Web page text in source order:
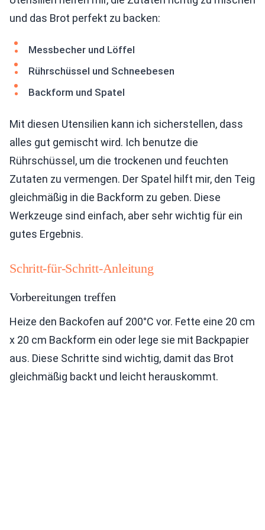
und das Brot perfekt zu backen:
Messbecher und Löffel
Rührschüssel und Schneebesen
Backform und Spatel
Mit diesen Utensilien kann ich sicherstellen, dass
alles gut gemischt wird. Ich benutze die
Rührschüssel, um die trockenen und feuchten
Zutaten zu vermengen. Der Spatel hilft mir, den Teig
gleichmäßig in die Backform zu geben. Diese
Werkzeuge sind einfach, aber sehr wichtig für ein
gutes Ergebnis.
Schritt-für-Schritt-Anleitung
Vorbereitungen treffen
Heize den Backofen auf 200°C vor. Fette eine 20 cm
x 20 cm Backform ein oder lege sie mit Backpapier
aus. Diese Schritte sind wichtig, damit das Brot
gleichmäßig backt und leicht herauskommt.